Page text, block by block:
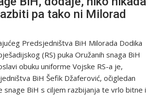
pa tako ni Milorad
Predsjedništva BiH Milorada Dodika
(RS) puka Oružanih snaga BiH
obuku uniforme Vojske RS-a je,
BiH Šefik Džaferović, očigledan
snage BiH s ciljem razbijanja te vrlo bitne i